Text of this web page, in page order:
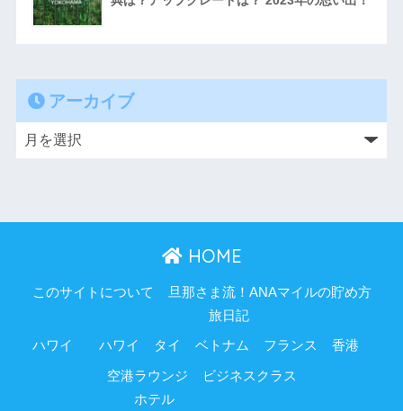
アーカイブ
HOME
このサイトについて 旦那さま流！ANAマイルの貯め方
ハワイ
旅日記
ハワイ タイ ベトナム フランス 香港
空港ラウンジ
ビジネスクラス
ホテル